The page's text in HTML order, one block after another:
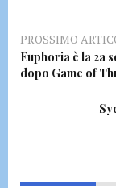
PROSSIMO
Euphoria è la 2a
dopo Game of